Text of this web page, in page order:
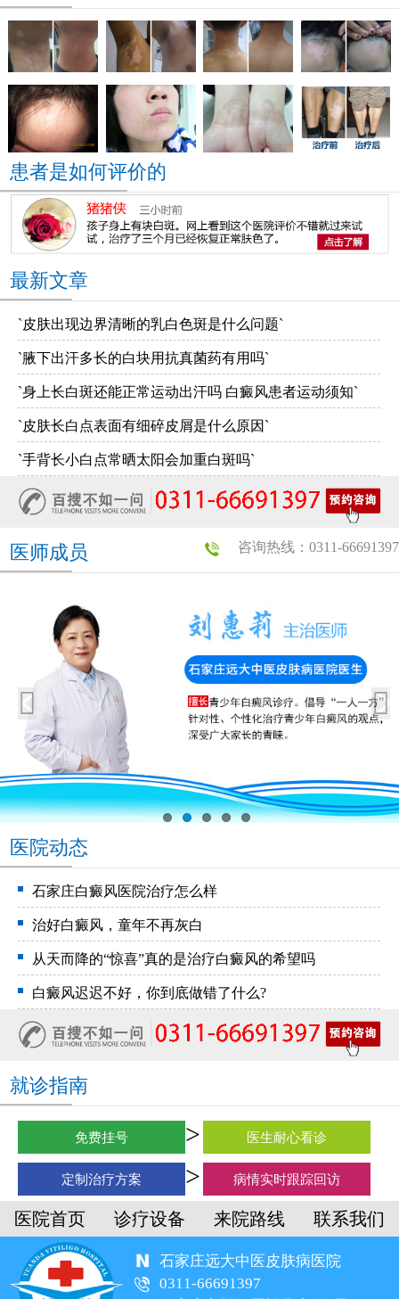
患者是如何评价的
最新文章
`皮肤出现边界清晰的乳白色斑是什么问题`
`腋下出汗多长的白块用抗真菌药有用吗`
`身上长白斑还能正常运动出汗吗 白癜风患者运动须知`
`皮肤长白点表面有细碎皮屑是什么原因`
`手背长小白点常晒太阳会加重白斑吗`
咨询热线：0311-66691397
医师成员
医院动态
石家庄白癜风医院治疗怎么样
治好白癜风，童年不再灰白
从天而降的“惊喜”真的是治疗白癜风的希望吗
白癜风迟迟不好，你到底做错了什么?
就诊指南
免费挂号 医生耐心看诊
定制治疗方案 病情实时跟踪回访
医院首页 诊疗设备 来院路线 联系我们
石家庄远大中医皮肤病医院
0311-66691397